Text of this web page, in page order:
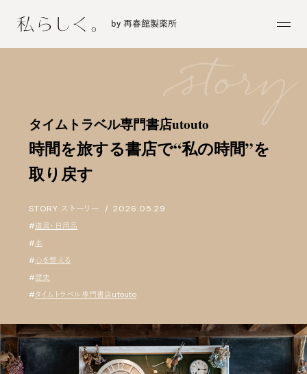
by 再春館製薬所
タイムトラベル専門書店utouto
時間を旅する書店で“私の時間”を
取り戻す
STORY ストーリー | 2026.05.29
#道具・日用品
#本
#心を整える
#歴史
#タイムトラベル専門書店utouto